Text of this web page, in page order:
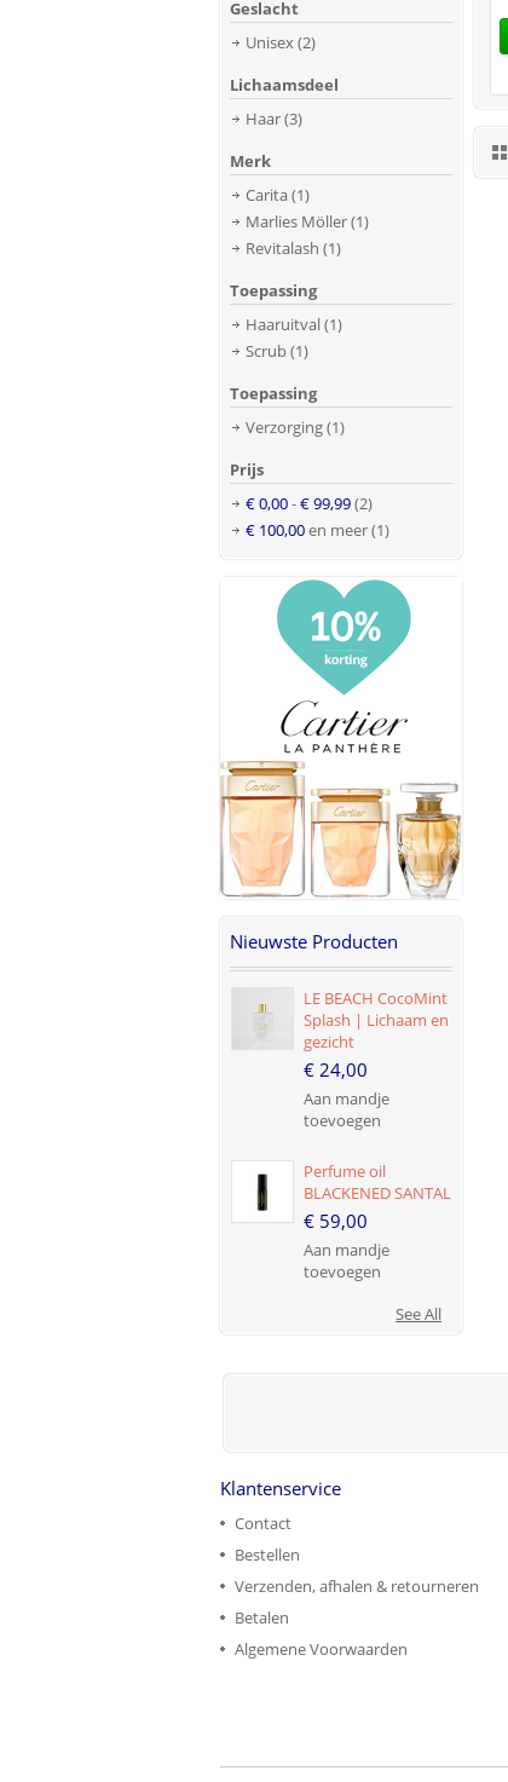
Geslacht
Unisex(2)
Lichaamsdeel
Haar(3)
Merk
Carita(1)
Marlies Möller(1)
Revitalash (1)
Toepassing
Haaruitval(1)
Scrub(1)
Toepassing
Verzorging(1)
Prijs
€ 0,00-€ 99,99(2)
€ 100,00en meer(1)
Nieuwste Producten
LE BEACH CocoMint
Splash | Lichaam en
gezicht
€ 24,00
Aan mandje
toevoegen
Perfume oil
BLACKENED SANTAL
€ 59,00
Aan mandje
toevoegen
See All
Klantenservice
Contact
Bestellen
Verzenden, afhalen & retourneren
Betalen
Algemene Voorwaarden